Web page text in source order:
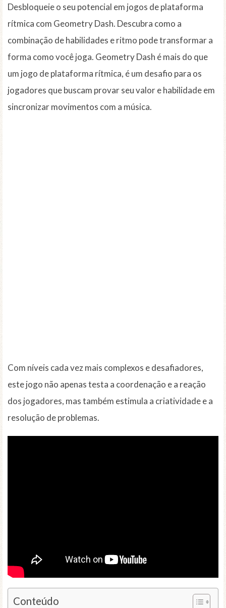
Desbloqueie o seu potencial em jogos de plataforma
rítmica com Geometry Dash. Descubra como a
combinação de habilidades e ritmo pode transformar a
forma como você joga. Geometry Dash é mais do que
um jogo de plataforma rítmica, é um desafio para os
jogadores que buscam provar seu valor e habilidade em
sincronizar movimentos com a música.
Com níveis cada vez mais complexos e desafiadores,
este jogo não apenas testa a coordenação e a reação
dos jogadores, mas também estimula a criatividade e a
resolução de problemas.
Conteúdo